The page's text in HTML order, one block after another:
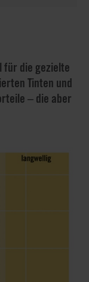
für die gezielte
Tinten und
– die aber